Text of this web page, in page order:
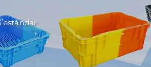
estándar